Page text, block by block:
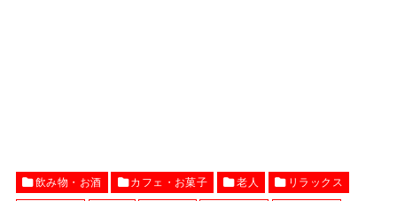
飲み物・お酒 カフェ・お菓子 老人 リラックス